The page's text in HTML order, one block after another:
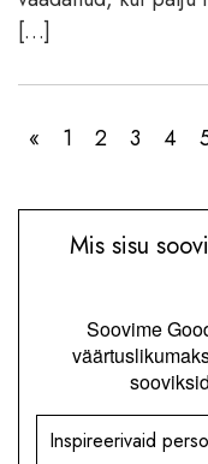
[…]
« 1 2 3 4
Mis sisu
Soovime
Inspireerivaid